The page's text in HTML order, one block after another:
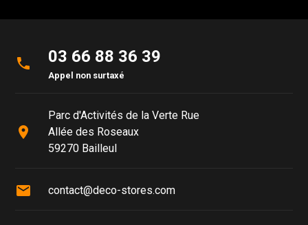
phone 03 66 88 36 39
Appel non surtaxé
place
Parc d'Activités de la Verte Rue
Allée des Roseaux
59270 Bailleul
mail contact@deco-stores.com